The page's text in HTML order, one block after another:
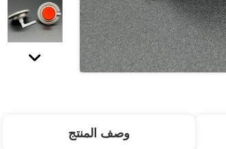
وصف المنتج